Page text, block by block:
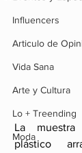
Influencers
Articulo de
Vida Sana
Arte y Cultura
Lo + Treending
Moda
La
plástico